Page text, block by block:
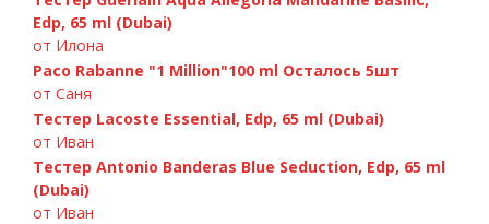
Edp, 65 ml (Dubai)
от Илона
Paco Rabanne "1 Million"100 ml Осталось 5шт
от Саня
Тестер Lacoste Essential, Edp, 65 ml (Dubai)
от Иван
Тестер Antonio Banderas Blue Seduction, Edp, 65 ml
(Dubai)
от Иван